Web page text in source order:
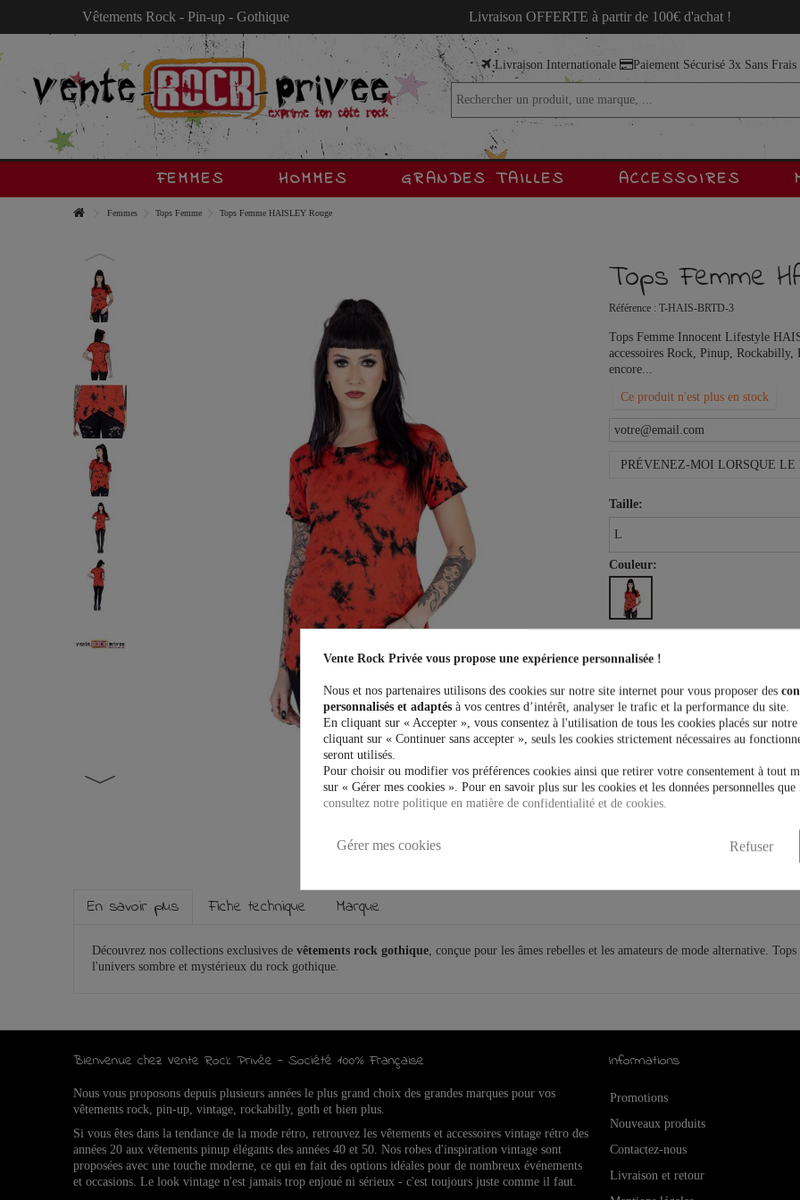
Vêtements Rock - Pin-up - Gothique Livraison OFFERTE à partir de 100€ d'achat !
Livraison Internationale Paiement Sécurisé 3x Sans Frais
FEMMES HOMMES GRANDES TAILLES ACCESSOIRES
Femmes Tops Femme Tops Femme HAISLEY Rouge
Tops Femme
Référence : T-HAIS-BRTD-3
Tops Femme Innocent Lifestyle
accessoires Rock, Pinup,
encore...
Ce produit n'est plus en stock
PRÉVENEZ-MOI LORSQUE
Taille:
Couleur:
17,99 €
Plus que100,00 €et la
En savoir plus Fiche technique Marque
Découvrez nos collections exclusives devêtements rock gothique, conçue pour les âmes rebelles et les amateurs de mode alternative.
l'univers sombre et mystérieux du rock gothique.
Bienvenue chez Vente Rock Privée - Société 100% Française
Nous vous proposons depuis plusieurs années le plus grand choix des grandes marques pour vos
vêtements rock, pin-up, vintage, rockabilly, goth et bien plus.
Si vous êtes dans la tendance de la mode rétro, retrouvez les vêtements et accessoires vintage rétro des
années 20 aux vêtements pinup élégants des années 40 et 50.Nos robes d'inspiration vintage sont
proposées avec une touche moderne, ce qui en fait des options idéales pour de nombreux événements
et occasions.Le look vintage n'est jamais trop enjoué ni sérieux - c'est toujours juste comme il faut.
Informations
Promotions
Nouveaux produits
Contactez-nous
Livraison et retour
Vente Rock Privée vous propose une expérience personnalisée !
Nous et nos partenaires utilisons des cookies sur notre site internet pour vous proposer des
personnalisés et adaptés à vos centres d’intérêt, analyser le trafic et la performance du site.
En cliquant sur « Accepter », vous consentez à l'utilisation de tous les cookies placés sur
cliquant sur « Continuer sans accepter », seuls les cookies strictement nécessaires au
seront utilisés.
Pour choisir ou modifier vos préférences cookies ainsi que retirer votre consentement à tout
sur « Gérer mes cookies ». Pour en savoir plus sur les cookies et les données personnelles que
consultez notre politique en matière de confidentialité et de cookies.
Refuser
Gérer mes cookies